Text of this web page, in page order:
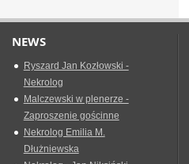
NEWS
Ryszard Jan Kozłowski -
Nekrolog
Malczewski w plenerze -
Zaproszenie gościnne
Nekrolog Emilia M.
Dłużniewska